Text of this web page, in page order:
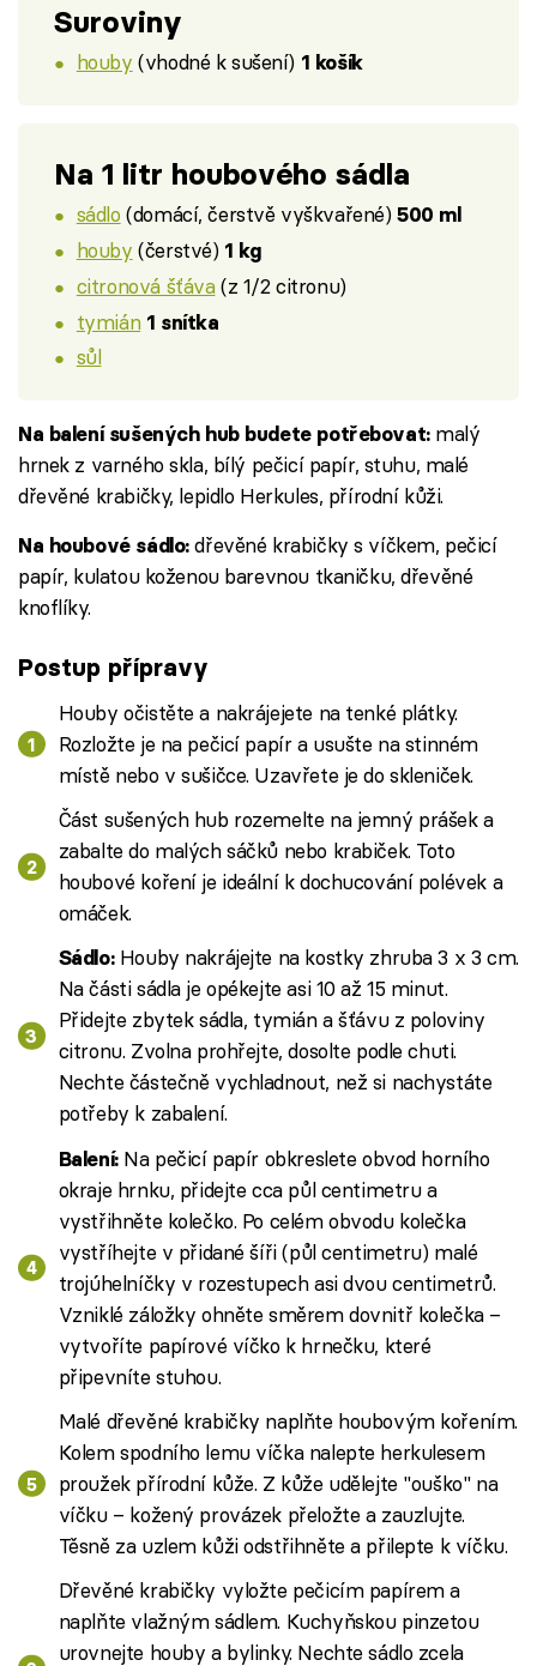
Suroviny
houby (vhodné k sušení) 1 košík
Na 1 litr houbového sádla
sádlo (domácí, čerstvě vyškvařené) 500 ml
houby (čerstvé) 1 kg
citronová šťáva(z 1/2 citronu)
tymián 1 snítka
sůl
Na balení sušených hub budete potřebovat:malý
hrnek z varného skla, bílý pečicí papír, stuhu, malé
dřevěné krabičky, lepidlo Herkules, přírodní kůži.
Na houbové sádlo:dřevěné krabičky s víčkem, pečicí
papír, kulatou koženou barevnou tkaničku, dřevěné
knoflíky.
Postup přípravy
Houby očistěte a nakrájejete na tenké plátky.
Rozložte je na pečicí papír a usušte na stinném
místě nebo v sušičce. Uzavřete je do skleniček.
Část sušených hub rozemelte na jemný prášek a
zabalte do malých sáčků nebo krabiček. Toto
houbové koření je ideální k dochucování polévek a
omáček.
Sádlo:Houby nakrájejte na kostky zhruba 3 x 3 cm.
Na části sádla je opékejte asi 10 až 15 minut.
Přidejte zbytek sádla, tymián a šťávu z poloviny
citronu. Zvolna prohřejte, dosolte podle chuti.
Nechte částečně vychladnout, než si nachystáte
potřeby k zabalení.
Balení:Na pečicí papír obkreslete obvod horního
okraje hrnku, přidejte cca půl centimetru a
vystřihněte kolečko. Po celém obvodu kolečka
vystříhejte v přidané šíři (půl centimetru) malé
trojúhelníčky v rozestupech asi dvou centimetrů.
Vzniklé záložky ohněte směrem dovnitř kolečka –
vytvoříte papírové víčko k hrnečku, které
připevníte stuhou.
Malé dřevěné krabičky naplňte houbovým kořením.
Kolem spodního lemu víčka nalepte herkulesem
proužek přírodní kůže. Z kůže udělejte "ouško" na
víčku – kožený provázek přeložte a zauzlujte.
Těsně za uzlem kůži odstřihněte a přilepte k víčku.
Dřevěné krabičky vyložte pečicím papírem a
naplňte vlažným sádlem. Kuchyňskou pinzetou
urovnejte houby a bylinky. Nechte sádlo zcela